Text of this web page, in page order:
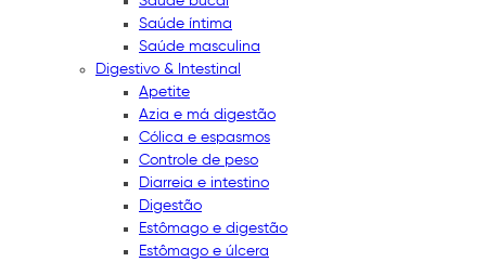
Saúde íntima
Saúde masculina
Digestivo & Intestinal
Apetite
Azia e má digestão
Cólica e espasmos
Controle de peso
Diarreia e intestino
Digestão
Estômago e digestão
Estômago e úlcera